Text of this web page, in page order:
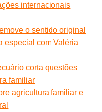
internacionais
o sentido original
especial com Valéria
corta questões
familiar
agricultura familiar e